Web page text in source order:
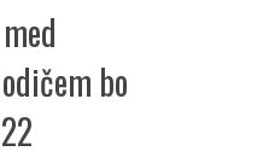
bo